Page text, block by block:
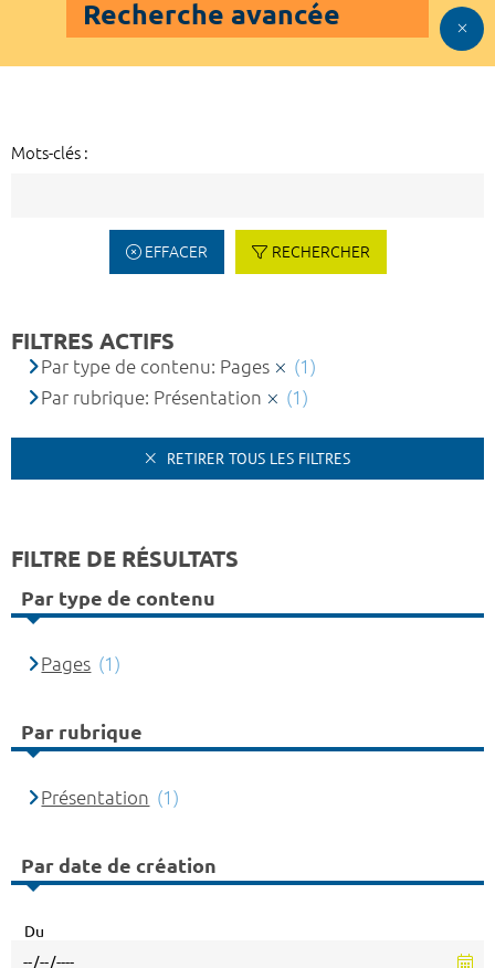
Recherche avancée
Mots-clés :
EFFACER RECHERCHER
FILTRES ACTIFS
Par type de contenu: Pages
(1)
Par rubrique: Présentation
(1)
RETIRER TOUS LES FILTRES
FILTRE DE RÉSULTATS
Par type de contenu
Pages (1)
Par rubrique
Présentation (1)
Par date de création
Du